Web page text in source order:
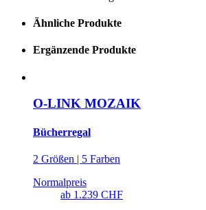
Ähnliche Produkte
Ergänzende Produkte
O-LINK MOZAIK
Bücherregal
2 Größen | 5 Farben
Normalpreis
ab 1.239 CHF